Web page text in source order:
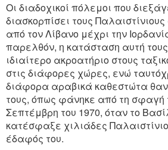
Οι διαδοχικοί πόλεμοι που
διασκορπίσει τους
από τον Λίβανο μέχρι την
παρελθόν, η κατάσταση αυτή
ιδιαίτερο ακροατήριο στους
στις διάφορες χώρες, ενώ
διάφορα αραβικά καθεστώτα
τους, όπως φάνηκε από τη σφαγή
Σεπτέμβρη του 1970, όταν το
κατέσφαξε χιλιάδες
έδαφός του.